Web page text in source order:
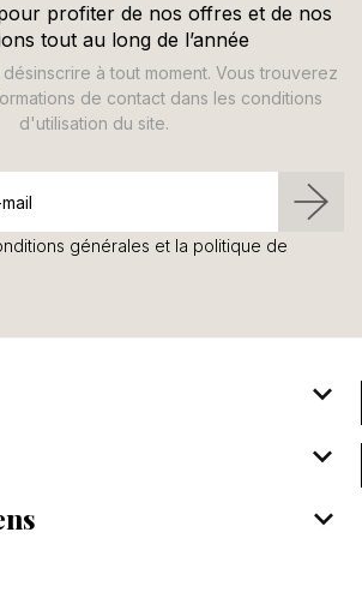
profiter de nos offres et de nos
tout au long de l’année
à tout moment. Vous trouverez
de contact dans les conditions
d'utilisation du site.
générales et la politique de
keyboard_arrow_down
keyboard_arrow_down
keyboard_arrow_down